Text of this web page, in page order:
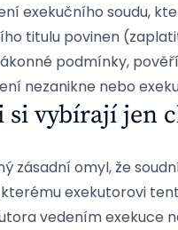
exekučního soudu,
titulu povinen
podmínky,
nezanikne nebo
si vybírají jen
zásadní omyl, že
exekutorovi
vedením exekuce